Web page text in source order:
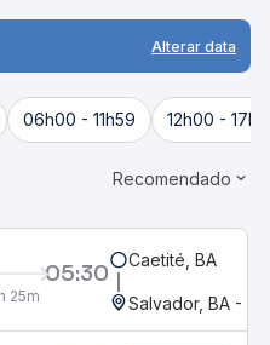
Alterar data
06h00 - 11h59 12h00 -
Recomendado
05:30
25m
Caetité, BA
Salvador, BA -